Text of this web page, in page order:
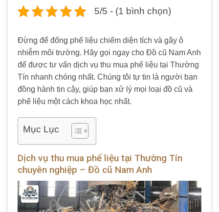
5/5 - (1 bình chọn)
Đừng để đống phế liệu chiếm diện tích và gây ô
nhiễm môi trường. Hãy gọi ngay cho Đồ cũ Nam Anh
để được tư vấn dịch vụ thu mua phế liệu tại Thường
Tín nhanh chóng nhất. Chúng tôi tự tin là người bạn
đồng hành tin cậy, giúp bạn xử lý mọi loại đồ cũ và
phế liệu một cách khoa học nhất.
Mục Lục
Dịch vụ thu mua phế liệu tại Thường Tín
chuyên nghiệp – Đồ cũ Nam Anh